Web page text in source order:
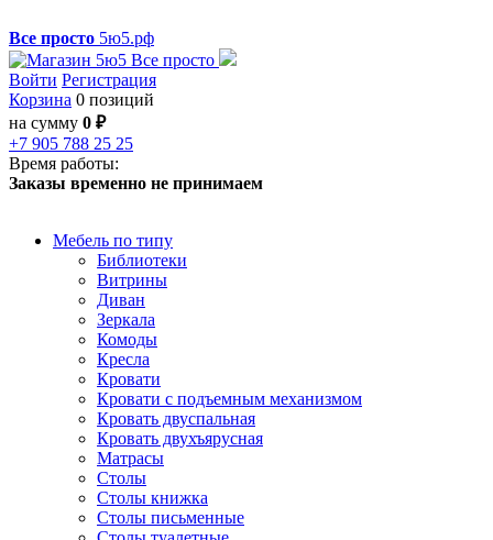
Все просто 5ю5.рф
Войти Регистрация
Корзина 0 позиций
на сумму 0 ₽
+7 905 788 25 25
Время работы:
Заказы временно не принимаем
Мебель по типу
Библиотеки
Витрины
Диван
Зеркала
Комоды
Кресла
Кровати
Кровати с подъемным механизмом
Кровать двуспальная
Кровать двухъярусная
Матрасы
Столы
Столы книжка
Столы письменные